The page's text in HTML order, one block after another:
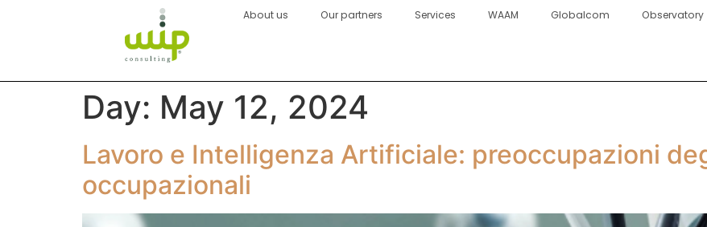
About us Our partners Services WAAM Globalcom Observatory
Day: May 12, 2024
Lavoro e Intelligenza Artificiale: preoccupazioni
occupazionali